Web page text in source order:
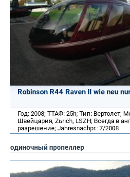
Robinson R44 Raven II wie neu
Год: 2008; ТТАФ: 25h; Тип: Вертолет;
Швейцария, Zьrich, LSZH; Всегда в
разрешение; Jahresnachpr.: 7/2008
одиночный пропеллер